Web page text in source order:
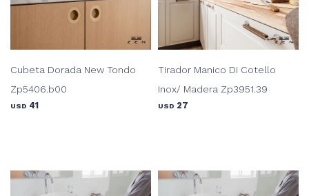
Cubeta Dorada New Tondo
Zp5406.b00
USD 41
Tirador Manico Di Cotello
Inox/ Madera Zp3951.39
USD 27